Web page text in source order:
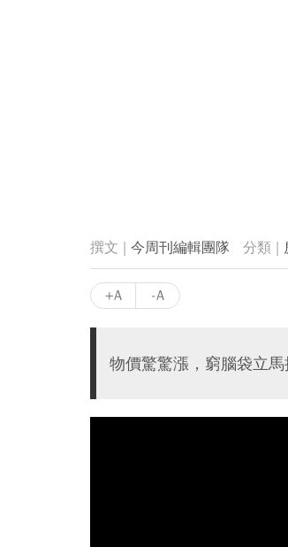
今周刊編輯團隊
+A -A
物價驚驚漲，窮腦袋立